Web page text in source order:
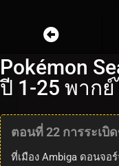
Pokémon
ปี 1-25 พาก
ตอนที่ 22 การระเบิ
ที่เมือง Ambiga ดอนจอ